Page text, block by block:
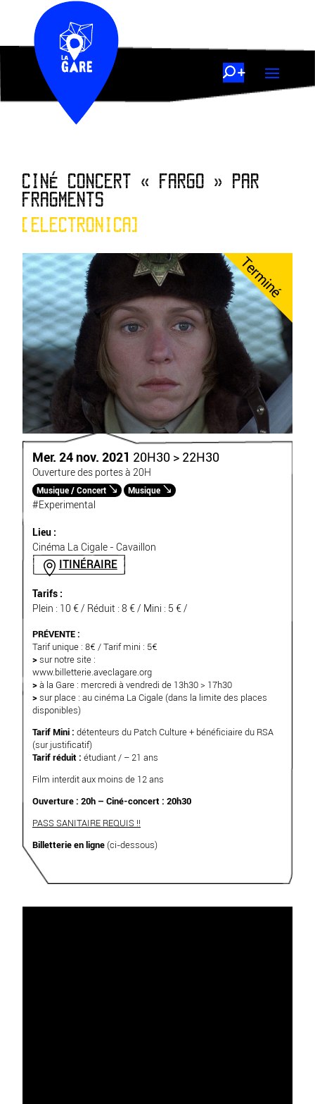
CINÉ CONCERT « FARGO » PAR
FRAGMENTS
[ELECTRONICA]
Terminé
Mer. 24 nov. 2021 20H30 > 22H30
Ouverture des portes à 20H
Musique / Concert Musique
#Experimental
Lieu :
Cinéma La Cigale - Cavaillon
ITINÉRAIRE
Tarifs :
Plein : 10 € / Réduit : 8 € / Mini : 5 € /
PRÉVENTE :
Tarif unique : 8€ / Tarif mini : 5€
> sur notre site :
www.billetterie.aveclagare.org
> à la Gare : mercredi à vendredi de 13h30 > 17h30
> sur place : au cinéma La Cigale (dans la limite des places
disponibles)
Tarif Mini : détenteurs du Patch Culture + bénéficiaire du RSA
(sur justificatif)
Tarif réduit : étudiant / – 21 ans
Film interdit aux moins de 12 ans
Ouverture : 20h – Ciné-concert : 20h30
PASS SANITAIRE REQUIS !!
Billetterie en ligne (ci-dessous)